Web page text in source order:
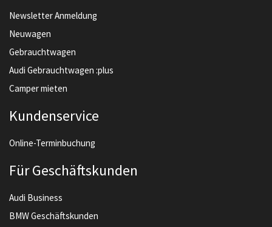
Newsletter Anmeldung
Neuwagen
Gebrauchtwagen
Audi Gebrauchtwagen :plus
Camper mieten
Kundenservice
Online-Terminbuchung
Für Geschäftskunden
Audi Business
BMW Geschäftskunden